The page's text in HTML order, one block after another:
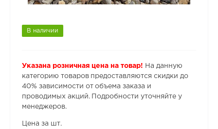
В наличии
Указана розничная цена на товар! На данную
категорию товаров предоставляются скидки до
40% зависимости от объема заказа и
проводимых акций. Подробности уточняйте у
менеджеров.
Цена за шт.